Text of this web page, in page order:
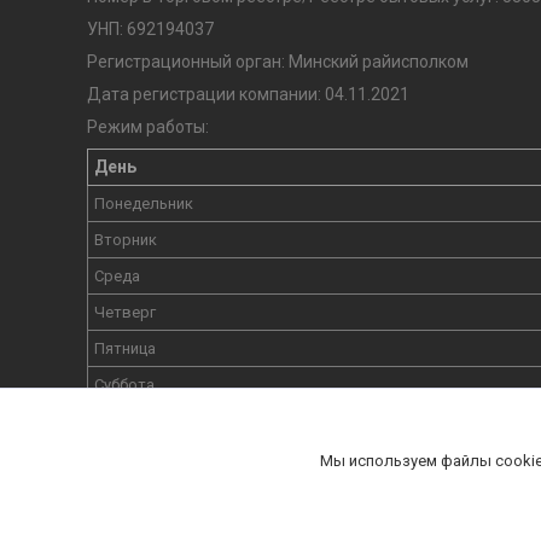
УНП: 692194037
Регистрационный орган: Минский райисполком
Дата регистрации компании: 04.11.2021
Режим работы:
День
Понедельник
Вторник
Среда
Четверг
Пятница
Суббота
Мы используем файлы